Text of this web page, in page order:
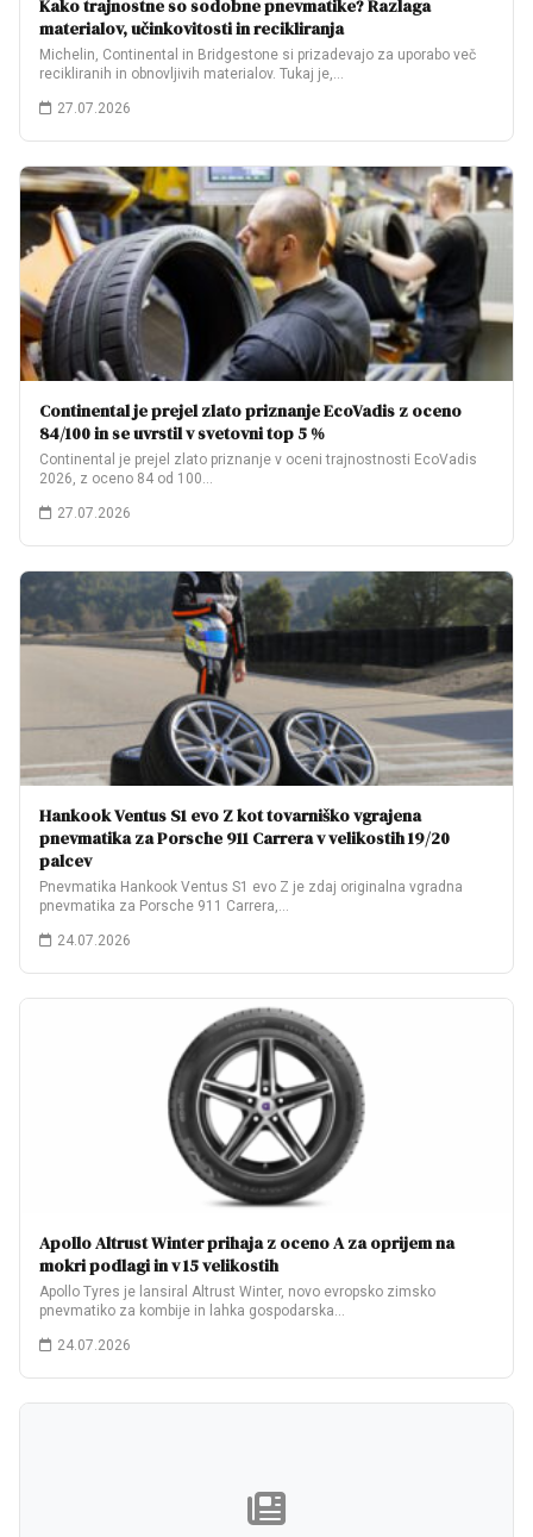
Kako trajnostne so sodobne pnevmatike? Razlaga
materialov, učinkovitosti in recikliranja
Michelin, Continental in Bridgestone si prizadevajo za uporabo več
recikliranih in obnovljivih materialov. Tukaj je,…
27.07.2026
Continental je prejel zlato priznanje EcoVadis z oceno
84/100 in se uvrstil v svetovni top 5 %
Continental je prejel zlato priznanje v oceni trajnostnosti EcoVadis
2026, z oceno 84 od 100…
27.07.2026
Hankook Ventus S1 evo Z kot tovarniško vgrajena
pnevmatika za Porsche 911 Carrera v velikostih 19/20
palcev
Pnevmatika Hankook Ventus S1 evo Z je zdaj originalna vgradna
pnevmatika za Porsche 911 Carrera,…
24.07.2026
Apollo Altrust Winter prihaja z oceno A za oprijem na
mokri podlagi in v 15 velikostih
Apollo Tyres je lansiral Altrust Winter, novo evropsko zimsko
pnevmatiko za kombije in lahka gospodarska…
24.07.2026